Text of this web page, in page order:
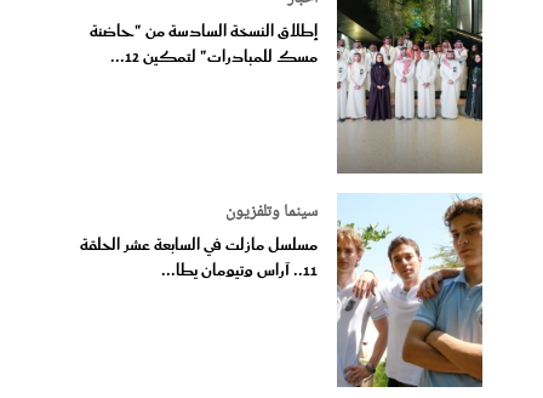
إطلاق النسخة السادسة من "حاضنة
مسك للمبادرات" لتمكين 12...
سينما وتلفزيون
مسلسل مازلت في السابعة عشر الحلقة
11.. آراس وتيومان يطا...